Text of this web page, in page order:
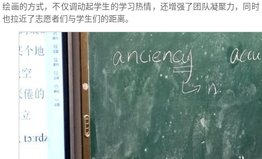
绘画的方式，不仅调动起学生的学习热情，还增强了团队凝聚力，同时
也拉近了志愿者们与学生们的距离。